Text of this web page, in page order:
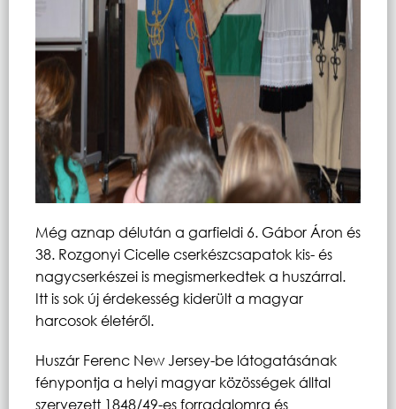
Még aznap délután a garfieldi 6. Gábor Áron és
38. Rozgonyi Cicelle cserkészcsapatok kis- és
nagycserkészei is megismerkedtek a huszárral.
Itt is sok új érdekesség kiderült a magyar
harcosok életéről.
Huszár Ferenc New Jersey-be látogatásának
fénypontja a helyi magyar közösségek álltal
szervezett 1848/49-es forradalomra és